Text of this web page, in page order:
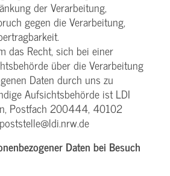
der Verarbeitung,
gegen die Verarbeitung,
das Recht, sich bei einer
über die Verarbeitung
Daten durch uns zu
Aufsichtsbehörde ist LDI
Postfach 200444, 40102
Daten bei Besuch